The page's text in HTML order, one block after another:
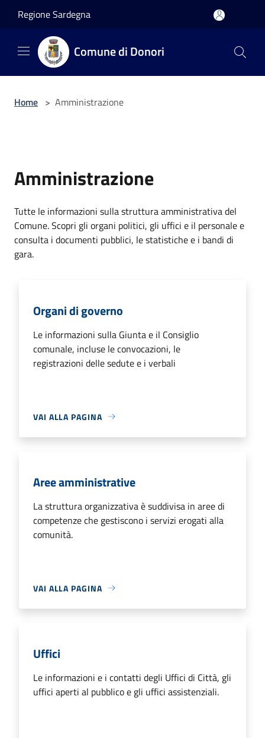
Regione Sardegna
Comune di Donori
Home > Amministrazione
Amministrazione
Tutte le informazioni sulla struttura amministrativa del
Comune. Scopri gli organi politici, gli uffici e il personale e
consulta i documenti pubblici, le statistiche e i bandi di
gara.
Organi di governo
Le informazioni sulla Giunta e il Consiglio
comunale, incluse le convocazioni, le
registrazioni delle sedute e i verbali
VAI ALLA PAGINA
Aree amministrative
La struttura organizzativa è suddivisa in aree di
competenze che gestiscono i servizi erogati alla
comunità.
VAI ALLA PAGINA
Uffici
Le informazioni e i contatti degli Uffici di Città, gli
uffici aperti al pubblico e gli uffici assistenziali.